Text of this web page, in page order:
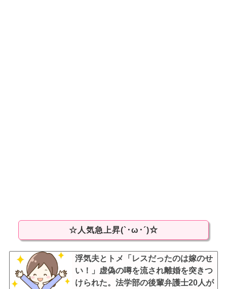
☆人気急上昇(`･ω･´)☆
浮気夫とトメ「レスだったのは嫁のせ
い！」虚偽の噂を流され離婚を突きつ
けられた。法学部の後輩弁護士20人が